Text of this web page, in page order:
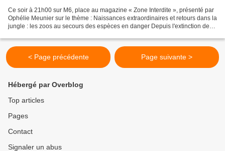
Ce soir à 21h00 sur M6, place au magazine « Zone Interdite », présenté par
Ophélie Meunier sur le thème : Naissances extraordinaires et retours dans la
jungle : les zoos au secours des espèces en danger Depuis l'extinction des
< Page précédente Page suivante >
Hébergé par Overblog
Top articles
Pages
Contact
Signaler un abus